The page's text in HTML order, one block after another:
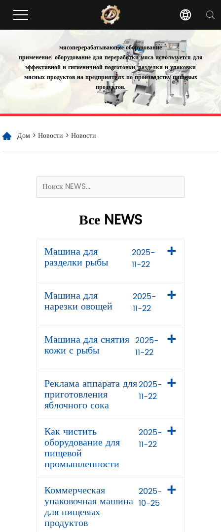
мясоперерабатывающее оборудование
применение: оборудование для переработки мяса используется для
эффективной и гигиеничной подготовки, разделки и упаковки
мясных продуктов на предприятиях по производству пищевых
продуктов.
Дом > Новости > Новости
Все NEWS
Машина для
разделки рыбы
2025-
11-22
Машина для
нарезки овощей
2025-
11-22
Машина для снятия
кожи с рыбы
2025-
11-22
Реклама аппарата для
приготовления
яблочного сока
2025-
11-22
Как чистить
оборудование для
пищевой
промышленности
2025-
11-22
Коммерческая
упаковочная машина
для пищевых
продуктов
2025-
10-25